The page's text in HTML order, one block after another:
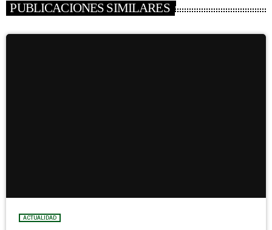
PUBLICACIONES SIMILARES
ACTUALIDAD